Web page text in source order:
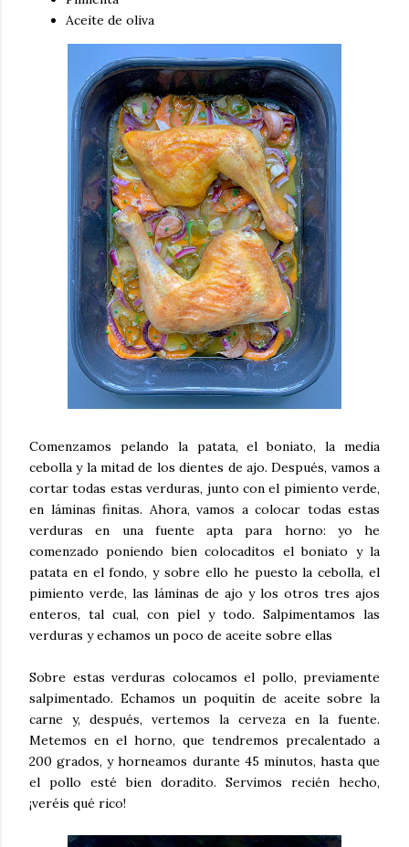
Aceite de oliva
Comenzamos pelando la patata, el boniato, la media
cebolla y la mitad de los dientes de ajo. Después, vamos a
cortar todas estas verduras, junto con el pimiento verde,
en láminas finitas. Ahora, vamos a colocar todas estas
verduras en una fuente apta para horno: yo he
comenzado poniendo bien colocaditos el boniato y la
patata en el fondo, y sobre ello he puesto la cebolla, el
pimiento verde, las láminas de ajo y los otros tres ajos
enteros, tal cual, con piel y todo. Salpimentamos las
verduras y echamos un poco de aceite sobre ellas
Sobre estas verduras colocamos el pollo, previamente
salpimentado. Echamos un poquitín de aceite sobre la
carne y, después, vertemos la cerveza en la fuente.
Metemos en el horno, que tendremos precalentado a
200 grados, y horneamos durante 45 minutos, hasta que
el pollo esté bien doradito. Servimos recién hecho,
¡veréis qué rico!